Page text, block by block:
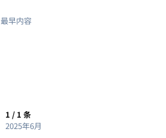
最早内容
1 / 1 条
2025年6月